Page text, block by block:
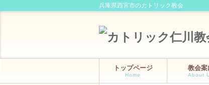
兵庫県西宮市のカトリック教会
トップページ
Home
教会案
About